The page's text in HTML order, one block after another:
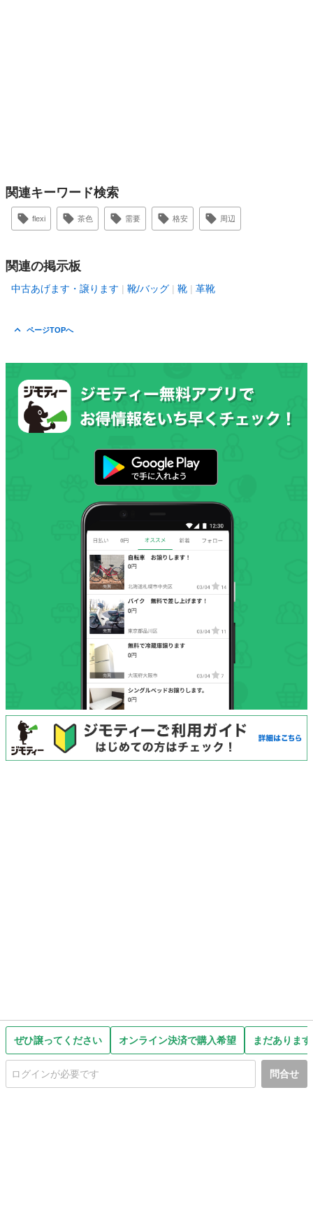
ぜひ譲ってください オンライン決済で購入希望 まだありま
問合せ
関連キーワード検索
flexi 茶色 需要 格安 周辺
関連の掲示板
中古あげます・譲ります 靴/バッグ 靴 革靴
ページTOPへ